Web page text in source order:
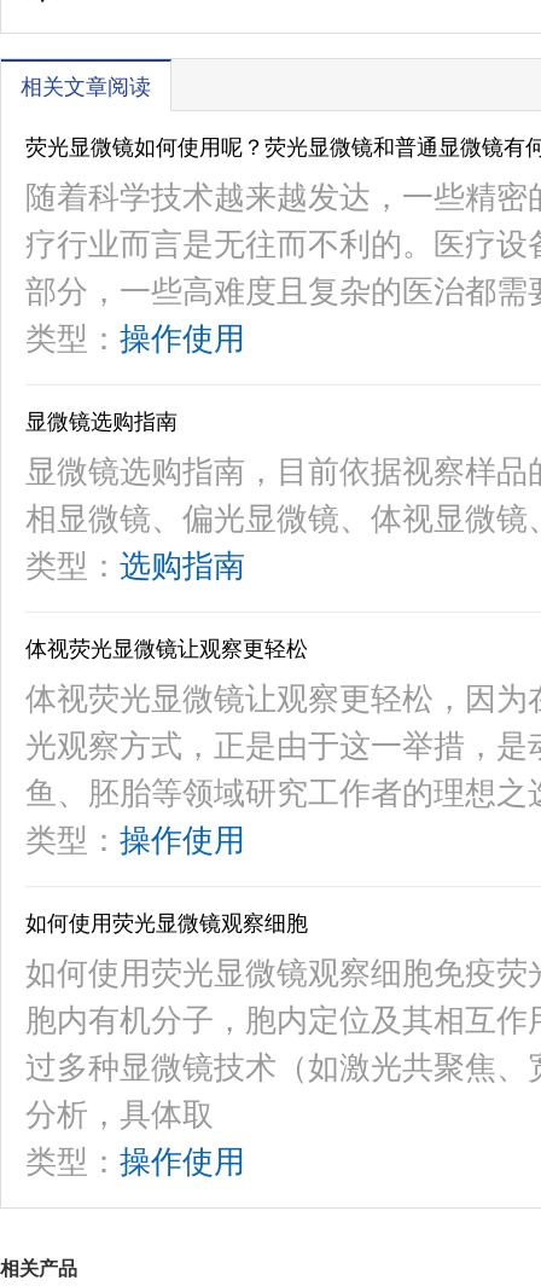
相关文章阅读
荧光显微镜如何使用呢？荧光显微镜和普通显微镜有
随着科学技术越来越发达，一些精
疗行业而言是无往而不利的。医疗
部分，一些高难度且复杂的医治都
类型： 操作使用
显微镜选购指南
显微镜选购指南，目前依据视察样
相显微镜、偏光显微镜、体视显微
类型： 选购指南
体视荧光显微镜让观察更轻松
体视荧光显微镜让观察更轻松，因
光观察方式，正是由于这一举措，
鱼、胚胎等领域研究工作者的理想之
类型： 操作使用
如何使用荧光显微镜观察细胞
如何使用荧光显微镜观察细胞免疫
胞内有机分子，胞内定位及其相互
过多种显微镜技术（如激光共聚焦
分析，具体取
类型： 操作使用
相关产品